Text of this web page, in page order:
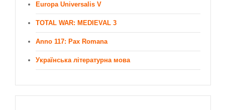
Europa Universalis V
TOTAL WAR: MEDIEVAL 3
Anno 117: Pax Romana
Українська літературна мова